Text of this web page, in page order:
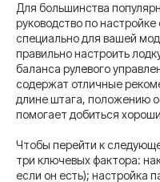
Для большинства
руководство по
специально для вашей
правильно настроить
баланса рулевого
содержат отличные
длине штага, положению
помогает добиться
Чтобы перейти к
три ключевых фактора:
если он есть); настройка